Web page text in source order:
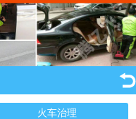
火车治理